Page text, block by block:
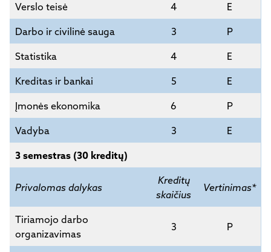
Verslo teisė 4 E
Darbo ir civilinė sauga 3 P
Statistika 4 E
Kreditas ir bankai 5 E
Įmonės ekonomika 6 P
Vadyba 3 E
3 semestras (30 kreditų)
Privalomas dalykas
Kreditų
skaičius
Vertinimas*
Tiriamojo darbo
organizavimas
3 P